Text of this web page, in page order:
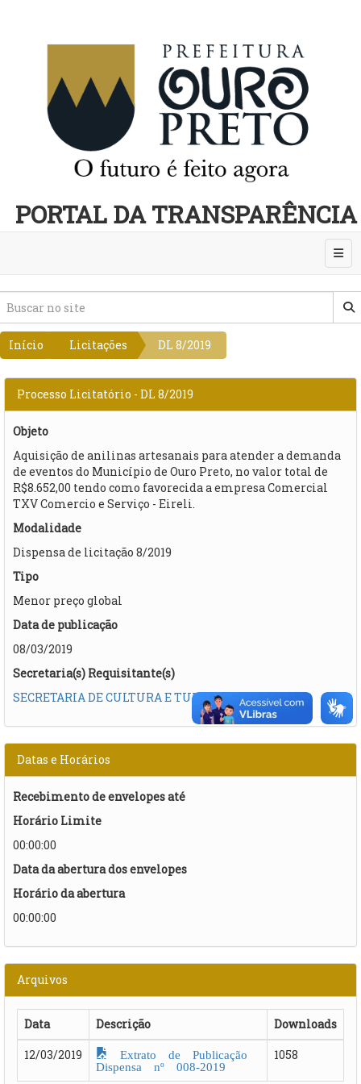
PORTAL DA TRANSPARÊNCIA
Início Licitações DL 8/2019
Processo Licitatório - DL 8/2019
Objeto
Aquisição de anilinas artesanais para atender a demanda
de eventos do Município de Ouro Preto, no valor total de
R$8.652,00 tendo como favorecida a empresa Comercial
TXV Comercio e Serviço - Eireli.
Modalidade
Dispensa de licitação 8/2019
Tipo
Menor preço global
Data de publicação
08/03/2019
Secretaria(s) Requisitante(s)
SECRETARIA DE CULTURA E TURISMO
Datas e Horários
Recebimento de envelopes até
Horário Limite
00:00:00
Data da abertura dos envelopes
Horário da abertura
00:00:00
Arquivos
Data Descrição
Downloads
12/03/2019
Extrato de Publicação
Dispensa nº 008-2019
1058